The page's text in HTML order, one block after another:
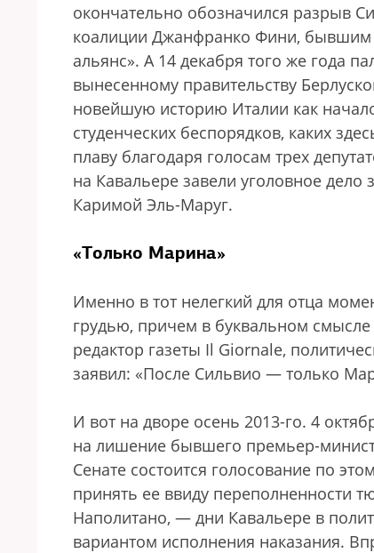
окончательно обозначился разрыв
коалиции Джанфранко Фини, бывшим
альянс». А 14 декабря того же года
вынесенному правительству
новейшую историю Италии как
студенческих беспорядков, каких
плаву благодаря голосам трех
на Кавальере завели уголовное
Каримой Эль-Маруг.
«Только Марина»
Именно в тот нелегкий для отца
грудью, причем в буквальном смысле
редактор газеты Il Giornale,
заявил: «После Сильвио — только
И вот на дворе осень 2013-го. 4
на лишение бывшего премьер-
Сенате состоится голосование по
принять ее ввиду переполненности
Наполитано, — дни Кавальере в
вариантом исполнения наказания.